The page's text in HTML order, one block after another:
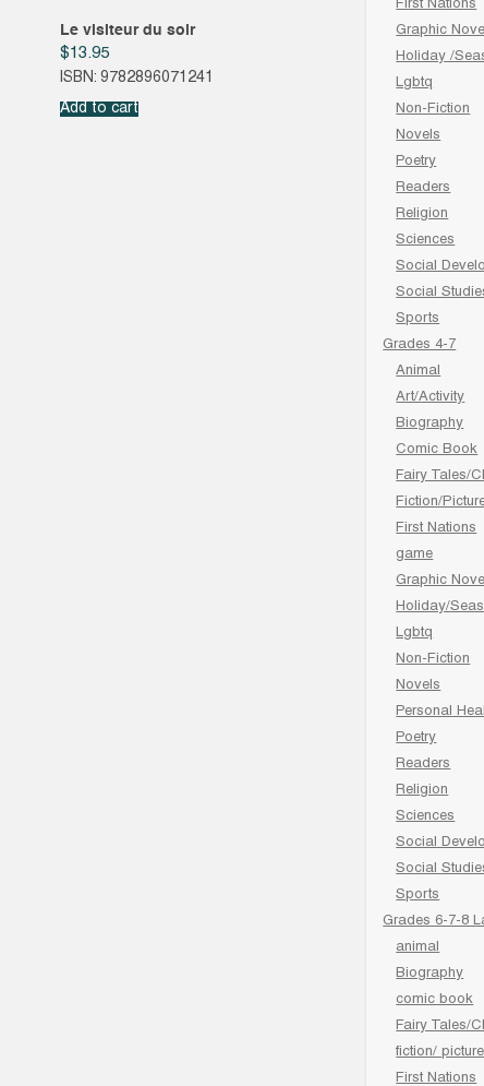
Le visiteur du soir
$13.95
ISBN: 9782896071241
Add to cart
First Nations
Graphic
Holiday /
Lgbtq
Non-Fiction
Novels
Poetry
Readers
Religion
Sciences
Social
Social
Sports
Grades 4-7
Animal
Art/Activity
Biography
Comic Book
Fairy Tales/
Fiction/
First Nations
game
Graphic
Holiday/
Lgbtq
Non-Fiction
Novels
Personal
Poetry
Readers
Religion
Sciences
Social
Social
Sports
Grades 6-7-8
animal
Biography
comic book
Fairy Tales/
fiction/
First Nations